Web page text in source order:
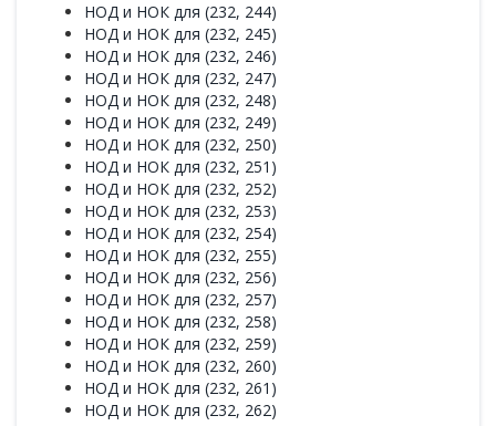
НОД и НОК для (232, 244)
НОД и НОК для (232, 245)
НОД и НОК для (232, 246)
НОД и НОК для (232, 247)
НОД и НОК для (232, 248)
НОД и НОК для (232, 249)
НОД и НОК для (232, 250)
НОД и НОК для (232, 251)
НОД и НОК для (232, 252)
НОД и НОК для (232, 253)
НОД и НОК для (232, 254)
НОД и НОК для (232, 255)
НОД и НОК для (232, 256)
НОД и НОК для (232, 257)
НОД и НОК для (232, 258)
НОД и НОК для (232, 259)
НОД и НОК для (232, 260)
НОД и НОК для (232, 261)
НОД и НОК для (232, 262)